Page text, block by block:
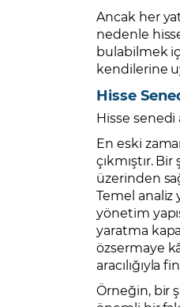
Ancak her
nedenle
bulabilmek
kendilerine
Hisse
Hisse senedi
En eski
çıkmıştır.
üzerinden
Temel analiz
yönetim
yaratma
özsermaye
aracılığıyla
Örneğin, bir